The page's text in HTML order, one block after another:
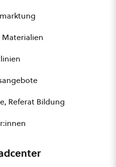
Materialien
Referat Bildung